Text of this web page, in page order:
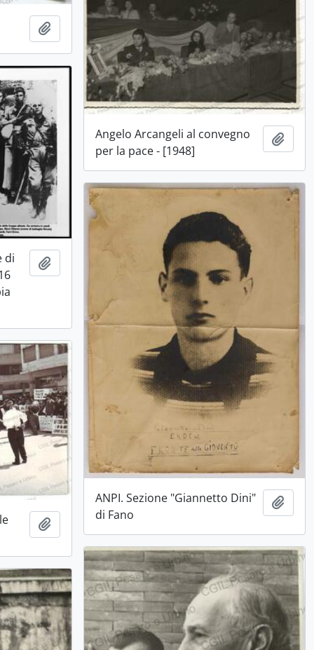
Aggiungi all'area di lavoro
Angelo Arcangeli al convegno
per la pace - [1948]
di
Aggiungi all'area di lavoro
ANPI. Sezione "Giannetto Dini"
di Fano
Aggiungi all'area di lavoro